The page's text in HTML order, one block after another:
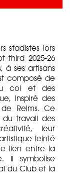
stadistes lors
third 2025-26
à ses artisans
composé de
col et des
inspiré des
Reims. Ce
du travail des
leur
teinté
lien entre la
Il symbolise
du Club et la